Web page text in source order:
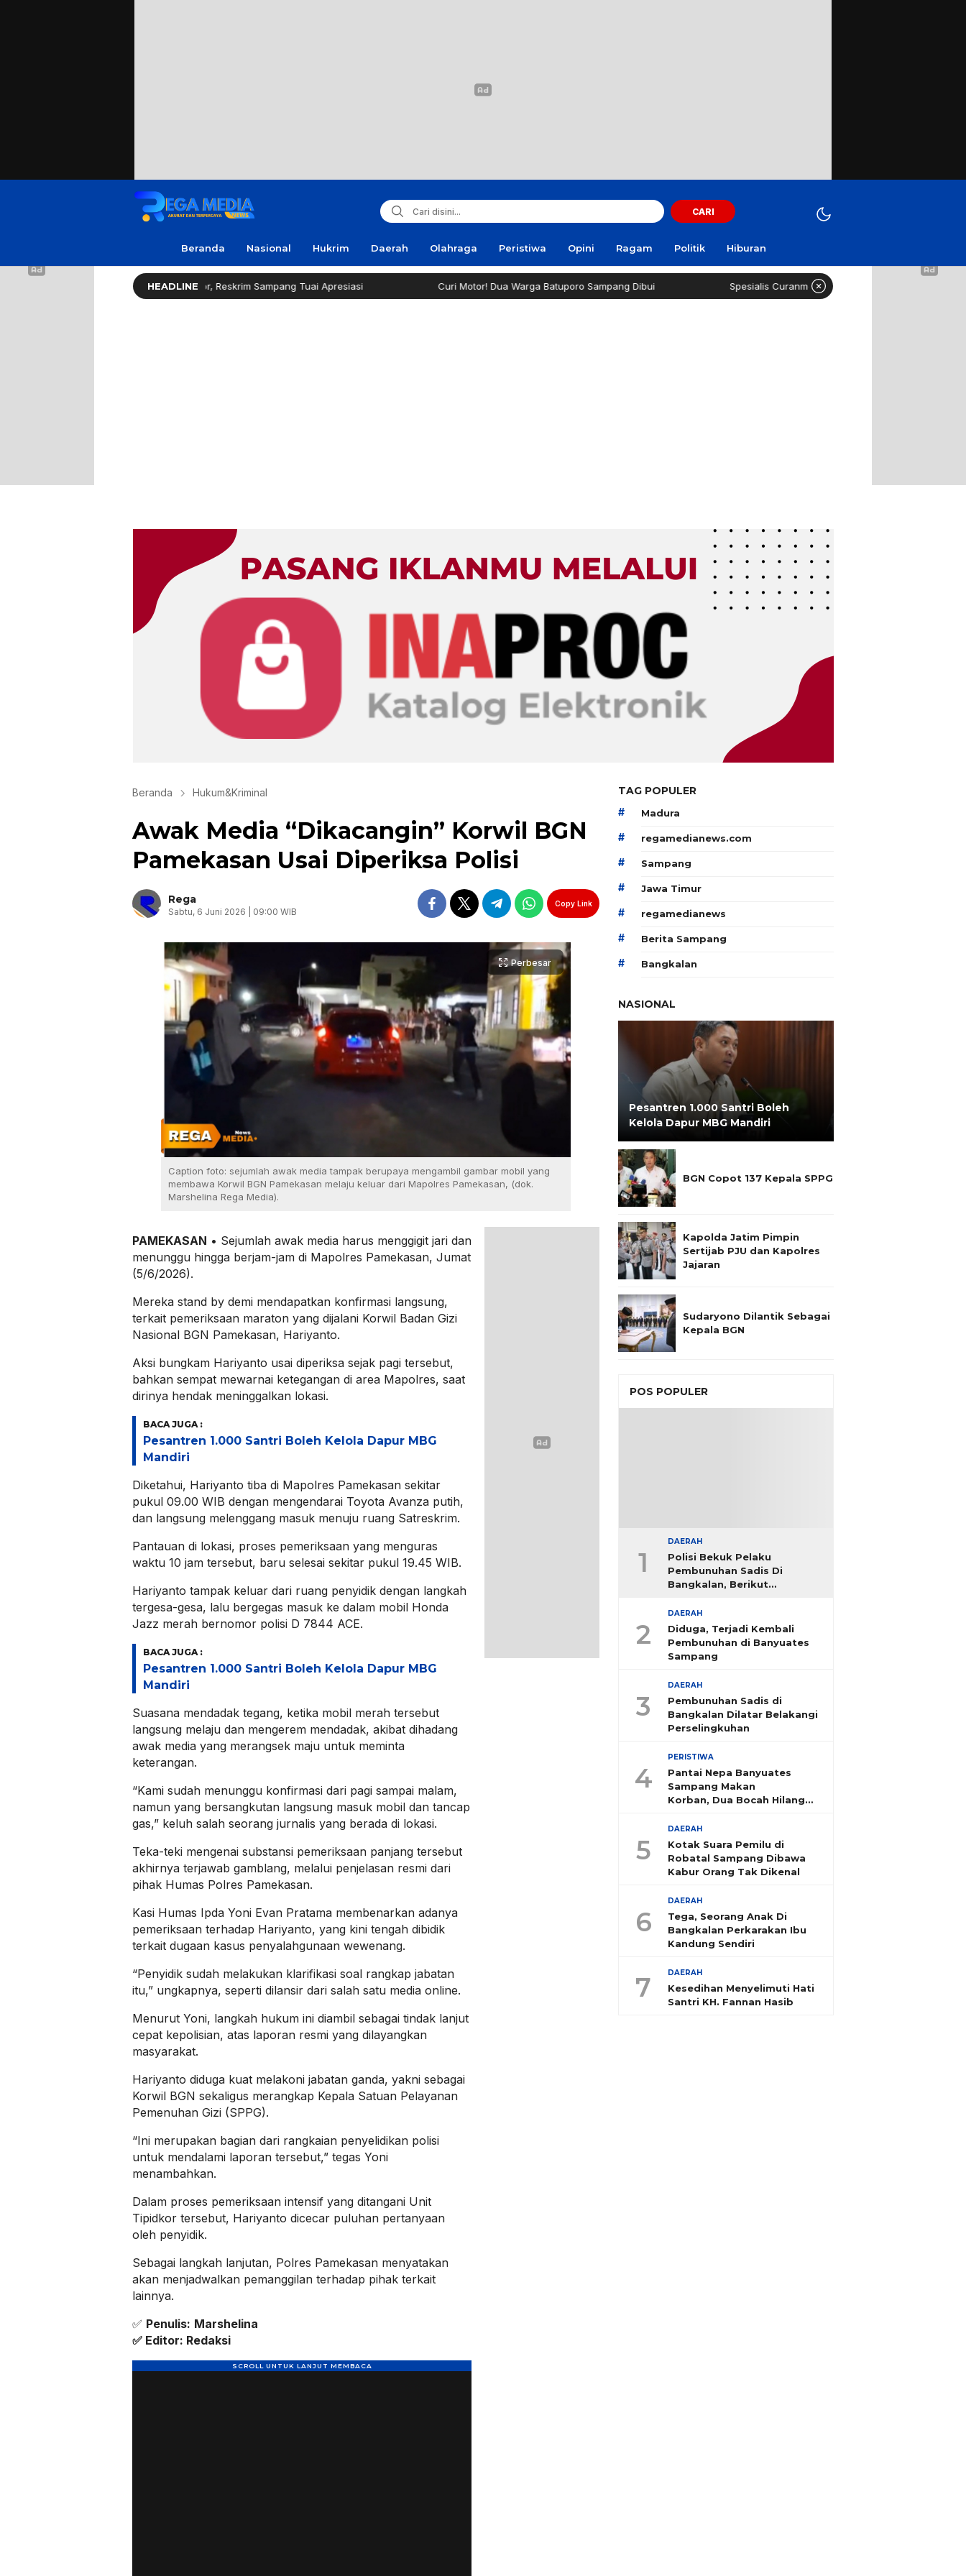
CARI
Beranda Nasional Hukrim Daerah Olahraga Peristiwa Opini Ragam Politik Hiburan
HEADLINE
Cepat Ungkap Curanmor, Reskrim Sampang Tuai Apresiasi Curi Motor! Dua Warga Batuporo Sampang Dibui Spesialis Curanmor Lintas Daerah Diringkus Polisi di SPBU
Beranda Hukum&Kriminal
Awak Media “Dikacangin” Korwil BGN
Pamekasan Usai Diperiksa Polisi
Rega
Sabtu, 6 Juni 2026 | 09:00 WIB
Copy Link
Perbesar
Caption foto: sejumlah awak media tampak berupaya mengambil gambar mobil yang
membawa Korwil BGN Pamekasan melaju keluar dari Mapolres Pamekasan, (dok.
Marshelina Rega Media).
PAMEKASAN • Sejumlah awak media harus menggigit jari dan
menunggu hingga berjam-jam di Mapolres Pamekasan, Jumat
(5/6/2026).
Mereka stand by demi mendapatkan konfirmasi langsung,
terkait pemeriksaan maraton yang dijalani Korwil Badan Gizi
Nasional BGN Pamekasan, Hariyanto.
Aksi bungkam Hariyanto usai diperiksa sejak pagi tersebut,
bahkan sempat mewarnai ketegangan di area Mapolres, saat
dirinya hendak meninggalkan lokasi.
BACA JUGA :
Pesantren 1.000 Santri Boleh Kelola Dapur MBG
Mandiri
Diketahui, Hariyanto tiba di Mapolres Pamekasan sekitar
pukul 09.00 WIB dengan mengendarai Toyota Avanza putih,
dan langsung melenggang masuk menuju ruang Satreskrim.
Pantauan di lokasi, proses pemeriksaan yang menguras
waktu 10 jam tersebut, baru selesai sekitar pukul 19.45 WIB.
Hariyanto tampak keluar dari ruang penyidik dengan langkah
tergesa-gesa, lalu bergegas masuk ke dalam mobil Honda
Jazz merah bernomor polisi D 7844 ACE.
BACA JUGA :
Pesantren 1.000 Santri Boleh Kelola Dapur MBG
Mandiri
Suasana mendadak tegang, ketika mobil merah tersebut
langsung melaju dan mengerem mendadak, akibat dihadang
awak media yang merangsek maju untuk meminta
keterangan.
“Kami sudah menunggu konfirmasi dari pagi sampai malam,
namun yang bersangkutan langsung masuk mobil dan tancap
gas,” keluh salah seorang jurnalis yang berada di lokasi.
Teka-teki mengenai substansi pemeriksaan panjang tersebut
akhirnya terjawab gamblang, melalui penjelasan resmi dari
pihak Humas Polres Pamekasan.
Kasi Humas Ipda Yoni Evan Pratama membenarkan adanya
pemeriksaan terhadap Hariyanto, yang kini tengah dibidik
terkait dugaan kasus penyalahgunaan wewenang.
“Penyidik sudah melakukan klarifikasi soal rangkap jabatan
itu,” ungkapnya, seperti dilansir dari salah satu media online.
Menurut Yoni, langkah hukum ini diambil sebagai tindak lanjut
cepat kepolisian, atas laporan resmi yang dilayangkan
masyarakat.
Hariyanto diduga kuat melakoni jabatan ganda, yakni sebagai
Korwil BGN sekaligus merangkap Kepala Satuan Pelayanan
Pemenuhan Gizi (SPPG).
“Ini merupakan bagian dari rangkaian penyelidikan polisi
untuk mendalami laporan tersebut,” tegas Yoni
menambahkan.
Dalam proses pemeriksaan intensif yang ditangani Unit
Tipidkor tersebut, Hariyanto dicecar puluhan pertanyaan
oleh penyidik.
Sebagai langkah lanjutan, Polres Pamekasan menyatakan
akan menjadwalkan pemanggilan terhadap pihak terkait
lainnya.
✅ Penulis: Marshelina
✅ Editor: Redaksi
TAG POPULER
# Madura
# regamedianews.com
# Sampang
# Jawa Timur
# regamedianews
# Berita Sampang
# Bangkalan
NASIONAL
Pesantren 1.000 Santri Boleh
Kelola Dapur MBG Mandiri
BGN Copot 137 Kepala SPPG
Kapolda Jatim Pimpin
Sertijab PJU dan Kapolres
Jajaran
Sudaryono Dilantik Sebagai
Kepala BGN
POS POPULER
1
DAERAH
Polisi Bekuk Pelaku
Pembunuhan Sadis Di
Bangkalan, Berikut
2
DAERAH
Diduga, Terjadi Kembali
Pembunuhan di Banyuates
Sampang
3
DAERAH
Pembunuhan Sadis di
Bangkalan Dilatar Belakangi
Perselingkuhan
4
PERISTIWA
Pantai Nepa Banyuates
Sampang Makan
Korban, Dua Bocah Hilang
5
DAERAH
Kotak Suara Pemilu di
Robatal Sampang Dibawa
Kabur Orang Tak Dikenal
6
DAERAH
Tega, Seorang Anak Di
Bangkalan Perkarakan Ibu
Kandung Sendiri
7 DAERAH
Kesedihan Menyelimuti Hati
Santri KH. Fannan Hasib